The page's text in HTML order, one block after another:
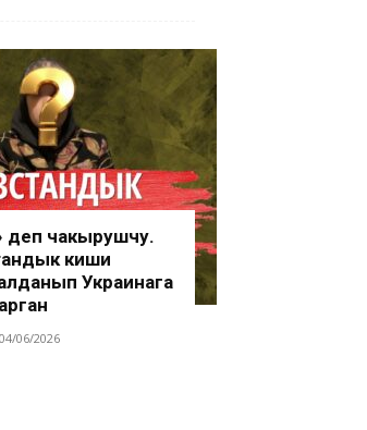
деп чакырушчу.
киши
Украинага
04/06/2026